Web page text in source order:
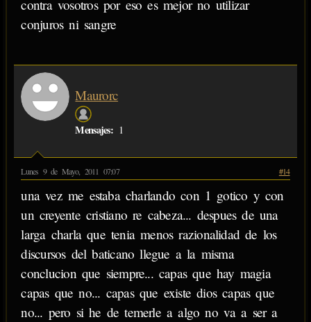
contra vosotros por eso es mejor no utilizar
conjuros ni sangre
Maurorc
Mensajes: 1
Lunes 9 de Mayo, 2011 07:07 #14
una vez me estaba charlando con 1 gotico y con
un creyente cristiano re cabeza... despues de una
larga charla que tenia menos razionalidad de los
discursos del baticano llegue a la misma
conclucion que siempre... capas que hay magia
capas que no... capas que existe dios capas que
no... pero si he de temerle a algo no va a ser a